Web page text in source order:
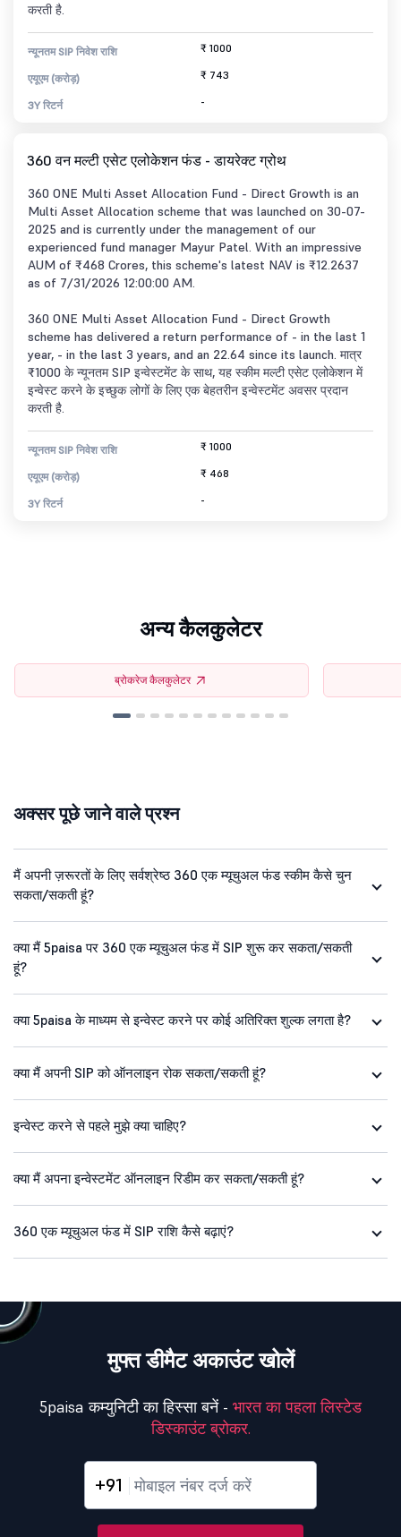
करती है.
न्यूनतम SIP निवेश राशि ₹ 1000
एयूएम (करोड़) ₹ 743
3Y रिटर्न -
360 वन मल्टी एसेट एलोकेशन फंड - डायरेक्ट ग्रोथ
360 ONE Multi Asset Allocation Fund - Direct Growth is an
Multi Asset Allocation scheme that was launched on 30-07-
2025 and is currently under the management of our
experienced fund manager Mayur Patel. With an impressive
AUM of ₹468 Crores, this scheme's latest NAV is ₹12.2637
as of 7/31/2026 12:00:00 AM.
360 ONE Multi Asset Allocation Fund - Direct Growth
scheme has delivered a return performance of - in the last 1
year, - in the last 3 years, and an 22.64 since its launch. मात्र
₹1000 के न्यूनतम SIP इन्वेस्टमेंट के साथ, यह स्कीम मल्टी एसेट एलोकेशन में
इन्वेस्ट करने के इच्छुक लोगों के लिए एक बेहतरीन इन्वेस्टमेंट अवसर प्रदान
करती है.
न्यूनतम SIP निवेश राशि ₹ 1000
एयूएम (करोड़) ₹ 468
3Y रिटर्न -
अन्य कैलकुलेटर
ब्रोकरेज कैलकुलेटर
अक्सर पूछे जाने वाले प्रश्न
मैं अपनी ज़रूरतों के लिए सर्वश्रेष्ठ 360 एक म्यूचुअल फंड स्कीम कैसे चुन
सकता/सकती हूं?
क्या मैं 5paisa पर 360 एक म्यूचुअल फंड में SIP शुरू कर सकता/सकती
हूं?
क्या 5paisa के माध्यम से इन्वेस्ट करने पर कोई अतिरिक्त शुल्क लगता है?
क्या मैं अपनी SIP को ऑनलाइन रोक सकता/सकती हूं?
इन्वेस्ट करने से पहले मुझे क्या चाहिए?
क्या मैं अपना इन्वेस्टमेंट ऑनलाइन रिडीम कर सकता/सकती हूं?
360 एक म्यूचुअल फंड में SIP राशि कैसे बढ़ाएं?
मुफ्त डीमैट अकाउंट खोलें
5paisa कम्युनिटी का हिस्सा बनें - भारत का पहला लिस्टेड
डिस्काउंट ब्रोकर.
+91